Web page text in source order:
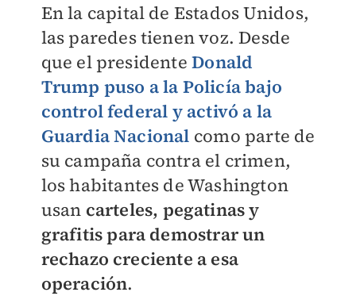
En la capital de Estados Unidos,
las paredes tienen voz. Desde
que el presidenteDonald
Trump puso a la Policía bajo
control federal y activó a la
Guardia Nacional como parte de
su campaña contra el crimen,
los habitantes de Washington
usan carteles, pegatinas y
grafitis para demostrar un
rechazo creciente a esa
operación.